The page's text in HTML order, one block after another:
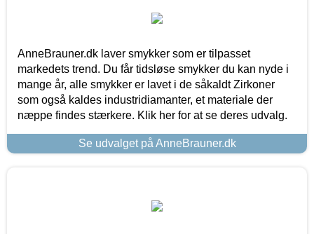
AnneBrauner.dk laver smykker som er tilpasset
markedets trend. Du får tidsløse smykker du kan nyde i
mange år, alle smykker er lavet i de såkaldt Zirkoner
som også kaldes industridiamanter, et materiale der
næppe findes stærkere. Klik her for at se deres udvalg.
Se udvalget på AnneBrauner.dk